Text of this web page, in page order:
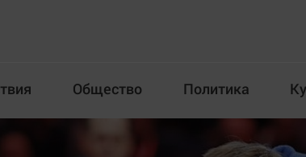
Общество Политика
Происшествия Общество